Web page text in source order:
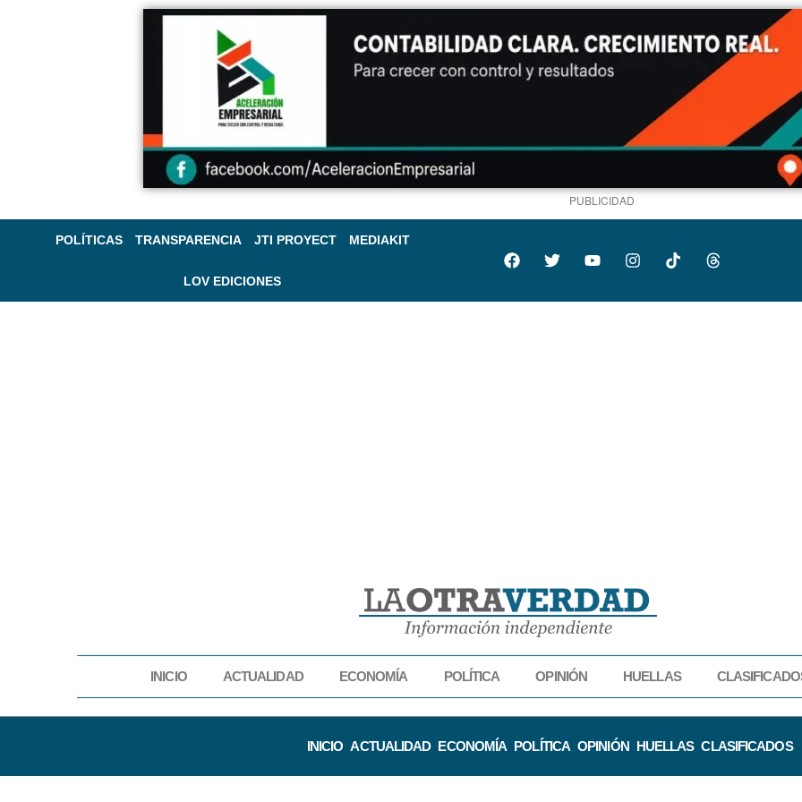
PUBLICIDAD
POLÍTICAS TRANSPARENCIA JTI PROYECT MEDIAKIT
LOV EDICIONES
INICIO ACTUALIDAD ECONOMÍA POLÍTICA OPINIÓN HUELLAS
INICIO ACTUALIDAD ECONOMÍA POLÍTICA OPINIÓN HUELLAS CLASIFICADOS